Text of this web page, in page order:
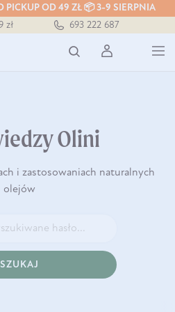
PICKUP OD 49 ZŁ 📦 3-9 SIERPNIA
zł
693 222 687
Olini
i zastosowaniach naturalnych
olejów
SZUKAJ